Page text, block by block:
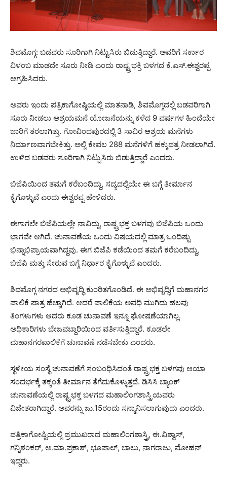
ಶಿವಮೊಗ್ಗ: ಬಡವರು ಸೂರಿಗಾಗಿ ನಿಟ್ಟುಸಿರು ಬಿಡುತ್ತಿದ್ದಾರೆ. ಅವರಿಗೆ ಸರ್ಕಾರ
ವಿಳಂಬ ಮಾಡದೇ ಸೂರು ನೀಡಿ ಎಂದು ರಾಷ್ಟ್ರಭಕ್ತಿ ಬಳಗದ ಕೆ.ಎಸ್.ಈಶ್ವರಪ್ಪ
ಆಗ್ರಹಿಸಿದರು.
ಅವರು ಇಂದು ಪತ್ರಿಕಾಗೋಷ್ಠಿಯಲ್ಲಿ ಮಾತನಾಡಿ, ಶಿವಮೊಗ್ಗದಲ್ಲಿ ಬಡವರಿಗಾಗಿ
ಸೂರು ನೀಡಲು ಆಶ್ರಯಮನೆ ಯೋಜನೆಯನ್ನು ಕಳೆದ 9 ವರ್ಷಗಳ ಹಿಂದೆಯೇ
ಜಾರಿಗೆ ತರಲಾಗಿತ್ತು. ಗೋವಿಂದಪುರದಲ್ಲಿ 3 ಸಾವಿರ ಆಶ್ರಯ ಮನೆಗಳು
ನಿರ್ಮಾಣವಾಗಬೇಕಿತ್ತು. ಅಲ್ಲಿ ಕೇವಲ 288 ಮನೆಗಳಿಗೆ ಹಕ್ಕುಪತ್ರ ನೀಡಲಾಗಿದೆ.
ಉಳಿದ ಬಡವರು ಸೂರಿಗಾಗಿ ನಿಟ್ಟುಸಿರು ಬಿಡುತ್ತಿದ್ದಾರೆ ಎಂದರು.
ಬಿಜೆಪಿಯಿಂದ ತಮಗೆ ಕರೆಬಂದಿದ್ದು, ಸದ್ಯದಲ್ಲಿಯೇ ಈ ಬಗ್ಗೆ ತೀರ್ಮಾನ
ಕೈಗೊಳ್ಳುವೆ ಎಂದು ಈಶ್ವರಪ್ಪ ಹೇಳಿದರು.
ಈಗಾಗಲೇ ಬಿಜೆಪಿಯಲ್ಲೇ ನಾವಿದ್ದು, ರಾಷ್ಟ್ರಭಕ್ತ ಬಳಗವು ಬಿಜೆಪಿಯ ಒಂದು
ಭಾಗವೇ ಆಗಿದೆ. ಚುನಾವಣೆಯ ಒಂದು ವಿಷಯದಲ್ಲಿ ಮಾತ್ರ ಒಂದಿಷ್ಟು
ಭಿನ್ನಾಭಿಪ್ರಾಯವಾಗಿದ್ದವು. ಈಗ ಬಿಜೆಪಿ ಕಡೆಯಿಂದ ತಮಗೆ ಕರೆಬಂದಿದ್ದು,
ಬಿಜೆಪಿ ಮತ್ತು ಸೇರುವ ಬಗ್ಗೆ ನಿರ್ಧಾರ ಕೈಗೊಳ್ಳುವೆ ಎಂದರು.
ಶಿವಮೊಗ್ಗ ನಗರದ ಅಭಿವೃದ್ಧಿ ಕುಂಠಿತಗೊಂಡಿದೆ. ಈ ಅಭಿವೃದ್ಧಿಗೆ ಮಹಾನಗರ
ಪಾಲಿಕೆ ಪಾತ್ರ ಹೆಚ್ಚಾಗಿದೆ. ಆದರೆ ಪಾಲಿಕೆಯ ಅವಧಿ ಮುಗಿದು ಹಲವು
ತಿಂಗಳುಗಳು ಆದರು ಕೂಡ ಚುನಾವಣೆ ಇನ್ನೂ ಘೋಷಣೆಯಾಗಿಲ್ಲ.
ಅಧಿಕಾರಿಗಳು ಬೇಜವಬ್ದಾರಿಯಿಂದ ವರ್ತಿಸುತ್ತಿದ್ದಾರೆ. ಕೂಡಲೇ
ಮಹಾನಗರಪಾಲಿಕೆಗೆ ಚುನಾವಣೆ ನಡೆಸಬೇಕು ಎಂದರು.
ಸ್ಥಳೀಯ ಸಂಸ್ಥೆ ಚುನಾವಣೆಗೆ ಸಂಬಂಧಿಸಿದಂತೆ ರಾಷ್ಟ್ರಭಕ್ತ ಬಳಗವು ಆಯಾ
ಸಂದರ್ಭಕ್ಕೆ ತಕ್ಕಂತೆ ತೀರ್ಮಾನ ತೆಗೆದುಕೊಳ್ಳುತ್ತದೆ. ಡಿಸಿಸಿ ಬ್ಯಾಂಕ್
ಚುನಾವಣೆಯಲ್ಲಿ ರಾಷ್ಟ್ರಭಕ್ತ ಬಳಗದ ಮಹಾಲಿಂಗಶಾಸ್ತ್ರಿಯವರು
ವಿಜೇತರಾಗಿದ್ದಾರೆ. ಅವರನ್ನು ಜು.15ರಂದು ಸನ್ಮಾನಿಸಲಾಗುವುದು ಎಂದರು.
ಪತ್ರಿಕಾಗೋಷ್ಟಿಯಲ್ಲಿ ಪ್ರಮುಖರಾದ ಮಹಾಲಿಂಗಶಾಸ್ತ್ರಿ, ಈ.ವಿಶ್ವಾಸ್,
ಗನ್ನಿಶಂಕರ್, ಅ.ಮಾ.ಪ್ರಕಾಶ್, ಭೂಪಾಲ್, ಬಾಲು, ನಾಗರಾಜು, ಮೋಹನ್
ಇದ್ದರು.